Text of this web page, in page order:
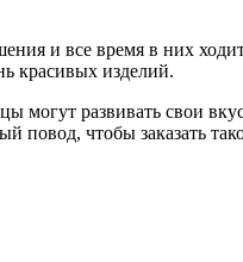
и все время в них
красивых изделий.
развивать свои
повод, чтобы заказать